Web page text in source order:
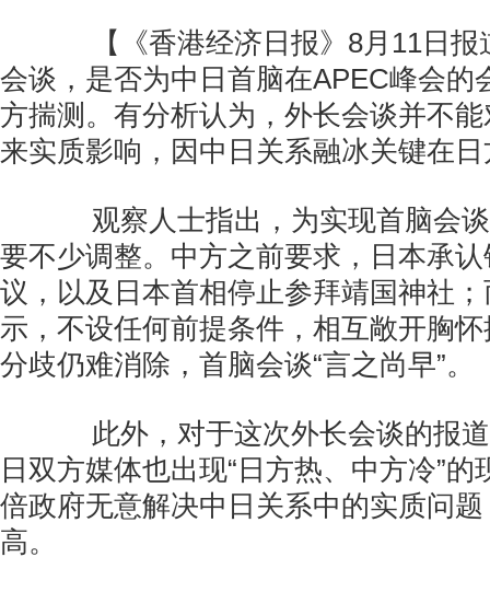
【《香港经济日报》8月11日报
会谈，是否为中日首脑在APEC峰会的
方揣测。有分析认为，外长会谈并不
来实质影响，因中日关系融冰关键在
观察人士指出，为实现首脑会谈
要不少调整。中方之前要求，日本承
议，以及日本首相停止参拜靖国神社
示，不设任何前提条件，相互敞开胸
分歧仍难消除，首脑会谈“言之尚早”。
此外，对于这次外长会谈的报道
日双方媒体也出现“日方热、中方冷”
倍政府无意解决中日关系中的实质问
高。